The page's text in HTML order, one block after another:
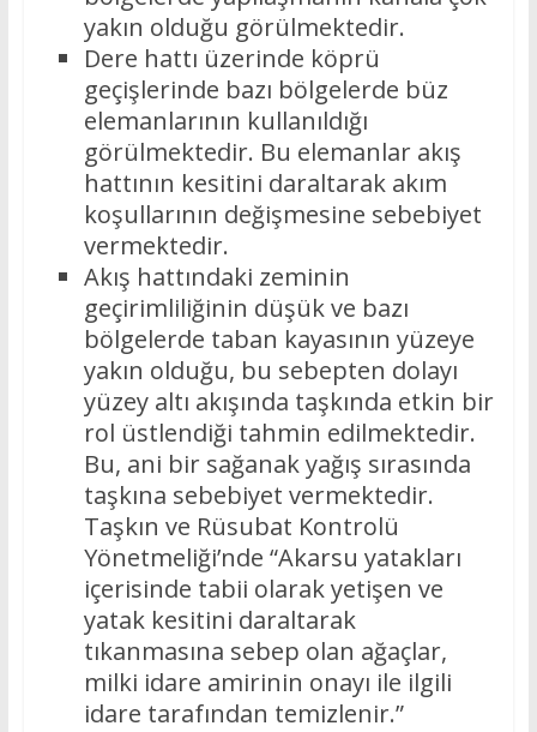
yakın olduğu görülmektedir.
Dere hattı üzerinde köprü
geçişlerinde bazı bölgelerde büz
elemanlarının kullanıldığı
görülmektedir. Bu elemanlar akış
hattının kesitini daraltarak akım
koşullarının değişmesine sebebiyet
vermektedir.
Akış hattındaki zeminin
geçirimliliğinin düşük ve bazı
bölgelerde taban kayasının yüzeye
yakın olduğu, bu sebepten dolayı
yüzey altı akışında taşkında etkin bir
rol üstlendiği tahmin edilmektedir.
Bu, ani bir sağanak yağış sırasında
taşkına sebebiyet vermektedir.
Taşkın ve Rüsubat Kontrolü
Yönetmeliği’nde “Akarsu yatakları
içerisinde tabii olarak yetişen ve
yatak kesitini daraltarak
tıkanmasına sebep olan ağaçlar,
milki idare amirinin onayı ile ilgili
idare tarafından temizlenir.”